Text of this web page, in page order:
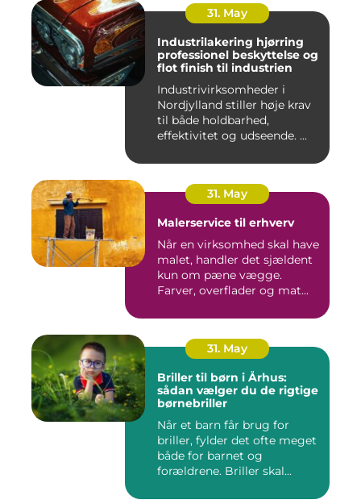
31. May
Industrilakering hjørring
professionel beskyttelse og
flot finish til industrien
Industrivirksomheder i
Nordjylland stiller høje krav
til både holdbarhed,
effektivitet og udseende. ...
31. May
Malerservice til erhverv
Når en virksomhed skal have
malet, handler det sjældent
kun om pæne vægge.
Farver, overflader og mat...
31. May
Briller til børn i Århus:
sådan vælger du de rigtige
børnebriller
Når et barn får brug for
briller, fylder det ofte meget
både for barnet og
forældrene. Briller skal...